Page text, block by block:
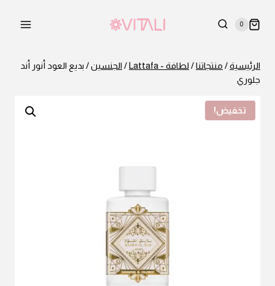
0
الرئيسية/ منتجاتنا/ لطافة - Lattafa / الجنسين/ بديع العود أنور أند
جلوري
تخفيض!